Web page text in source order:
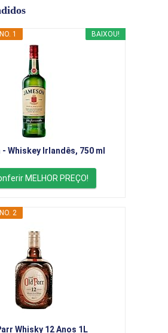
BAIXOU!
1
Whiskey Irlandês, 750 ml
MELHOR PREÇO!
2
Whisky 12 Anos 1L